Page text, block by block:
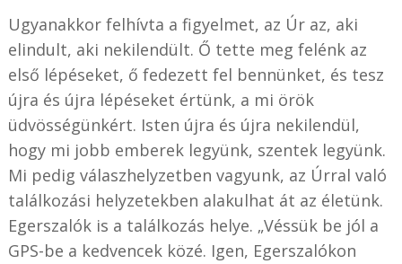
Ugyanakkor felhívta a figyelmet, az Úr az, aki
elindult, aki nekilendült. Ő tette meg felénk az
első lépéseket, ő fedezett fel bennünket, és tesz
újra és újra lépéseket értünk, a mi örök
üdvösségünkért. Isten újra és újra nekilendül,
hogy mi jobb emberek legyünk, szentek legyünk.
Mi pedig válaszhelyzetben vagyunk, az Úrral való
találkozási helyzetekben alakulhat át az életünk.
Egerszalók is a találkozás helye. „Véssük be jól a
GPS-be a kedvencek közé. Igen, Egerszalókon